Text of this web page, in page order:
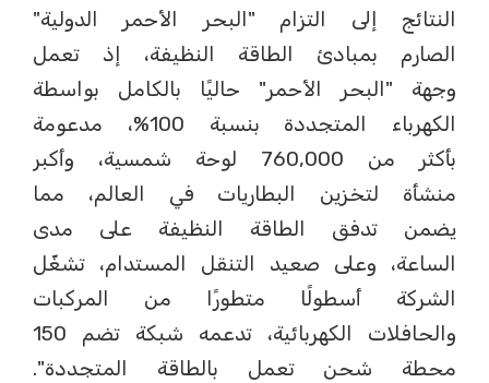
النتائج إلى التزام "البحر الأحمر الدولية"
الصارم بمبادئ الطاقة النظيفة، إذ تعمل
وجهة "البحر الأحمر" حاليًا بالكامل بواسطة
الكهرباء المتجددة بنسبة 100%، مدعومة
بأكثر من 760,000 لوحة شمسية، وأكبر
منشأة لتخزين البطاريات في العالم، مما
يضمن تدفق الطاقة النظيفة على مدى
الساعة، وعلى صعيد التنقل المستدام، تشغّل
الشركة أسطولًا متطورًا من المركبات
والحافلات الكهربائية، تدعمه شبكة تضم 150
محطة شحن تعمل بالطاقة المتجددة".